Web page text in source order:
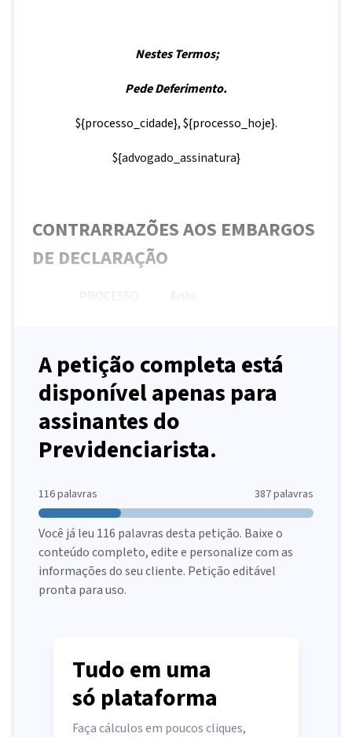
Nestes Termos;
Pede Deferimento.
${processo_cidade},${processo_hoje}.
${advogado_assinatura}
CONTRARRAZÕES AOS EMBARGOS
DE DECLARAÇÃO
PROCESSO &nbs
A petição completa está
disponível apenas para
assinantes do
Previdenciarista.
116palavras 387palavras
Você já leu 116 palavras desta petição. Baixe o
conteúdo completo, edite e personalize com as
informações do seu cliente. Petição editável
pronta para uso.
Tudo em uma
só plataforma
Faça cálculos em poucos cliques,